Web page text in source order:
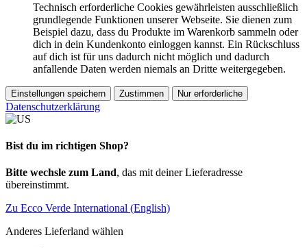
Technisch erforderliche Cookies gewährleisten ausschließlich
grundlegende Funktionen unserer Webseite. Sie dienen zum
Beispiel dazu, dass du Produkte im Warenkorb sammeln oder
dich in dein Kundenkonto einloggen kannst. Ein Rückschluss
auf dich ist für uns dadurch nicht möglich und dadurch
anfallende Daten werden niemals an Dritte weitergegeben.
Einstellungen speichern Zustimmen Nur erforderliche
Datenschutzerklärung
Bist du im richtigen Shop?
Bitte wechsle zum Land, das mit deiner Lieferadresse
übereinstimmt.
Zu Ecco Verde International (English)
Anderes Lieferland wählen